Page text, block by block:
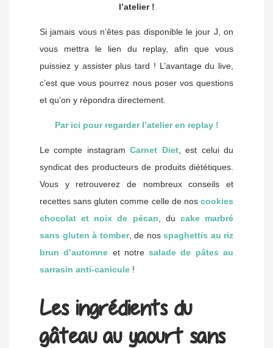
l’atelier !
Si jamais vous n’êtes pas disponible le jour J, on
vous mettra le lien du replay, afin que vous
puissiez y assister plus tard ! L’avantage du live,
c’est que vous pourrez nous poser vos questions
et qu’on y répondra directement.
Par ici pour regarder l’atelier en replay !
Le compte instagramCarnet Diet, est celui du
syndicat des producteurs de produits diététiques.
Vous y retrouverez de nombreux conseils et
recettes sans gluten comme celle de nos cookies
chocolat et noix de pécan , du cake marbré
sans gluten à tomber, de nos spaghettis au riz
brun d’automne et notresalade de pâtes au
sarrasin anti-canicule !
Les ingrédients du
gâteau au yaourt sans